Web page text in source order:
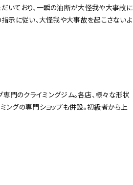
いており、一瞬の油断が大怪我や大事故に
示に従い、大怪我や大事故を起こさないよ
門のクライミングジム。各店、様々な形状
ングの専門ショップも併設。初級者から上